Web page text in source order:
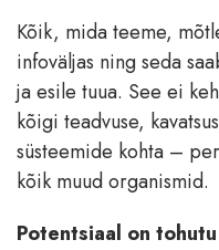
Kõik, mida teeme,
infoväljas ning seda
ja esile tuua. See ei
kõigi teadvuse,
süsteemide kohta –
kõik muud organismid.
Potentsiaal on tohutu